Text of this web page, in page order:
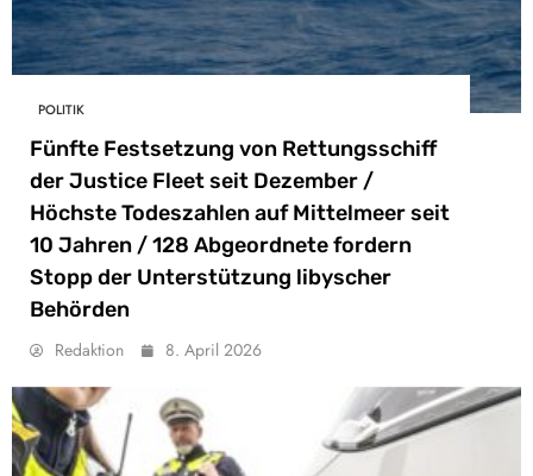
POLITIK
Fünfte Festsetzung von Rettungsschiff
der Justice Fleet seit Dezember /
Höchste Todeszahlen auf Mittelmeer seit
10 Jahren / 128 Abgeordnete fordern
Stopp der Unterstützung libyscher
Behörden
Redaktion 8. April 2026